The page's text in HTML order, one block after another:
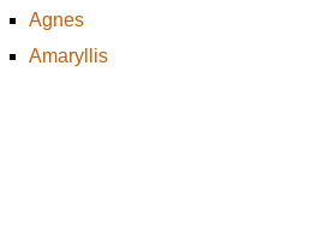
Agnes
Amaryllis